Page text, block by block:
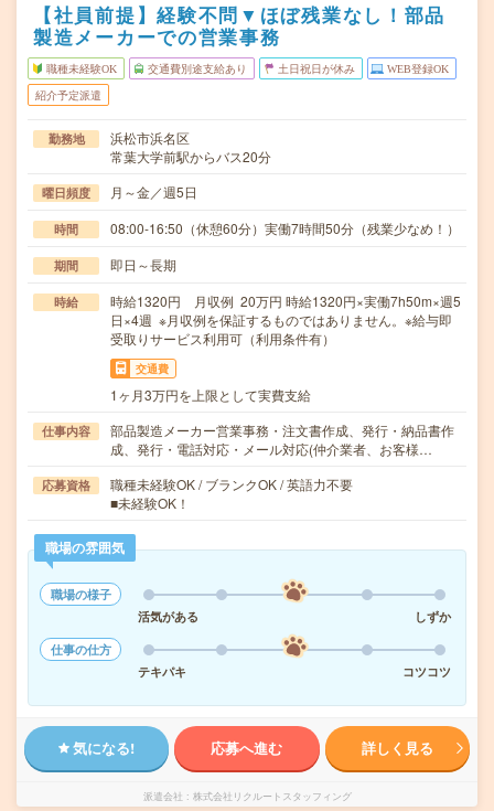
【社員前提】経験不問▼ほぼ残業なし！部品
製造メーカーでの営業事務
職種未経験OK 交通費別途支給あり 土日祝日が休み WEB登録OK
紹介予定派遣
勤務地
浜松市浜名区
常葉大学前駅からバス20分
曜日頻度 月～金／週5日
時間 08:00-16:50（休憩60分）実働7時間50分（残業少なめ！）
期間 即日～長期
時給
時給1320円 月収例 20万円 時給1320円×実働7h50m×週5
日×4週 ※月収例を保証するものではありません。※給与即
受取りサービス利用可（利用条件有）
交通費
1ヶ月3万円を上限として実費支給
仕事内容
部品製造メーカー営業事務・注文書作成、発行・納品書作
成、発行・電話対応・メール対応(仲介業者、お客様…
応募資格
職種未経験OK / ブランクOK / 英語力不要
■未経験OK！
職場の雰囲気
職場の様子
活気がある
しずか
仕事の仕方
テキパキ
コツコツ
気になる! 応募へ進む 詳しく見る
派遣会社 株式会社リクルートスタッフィング